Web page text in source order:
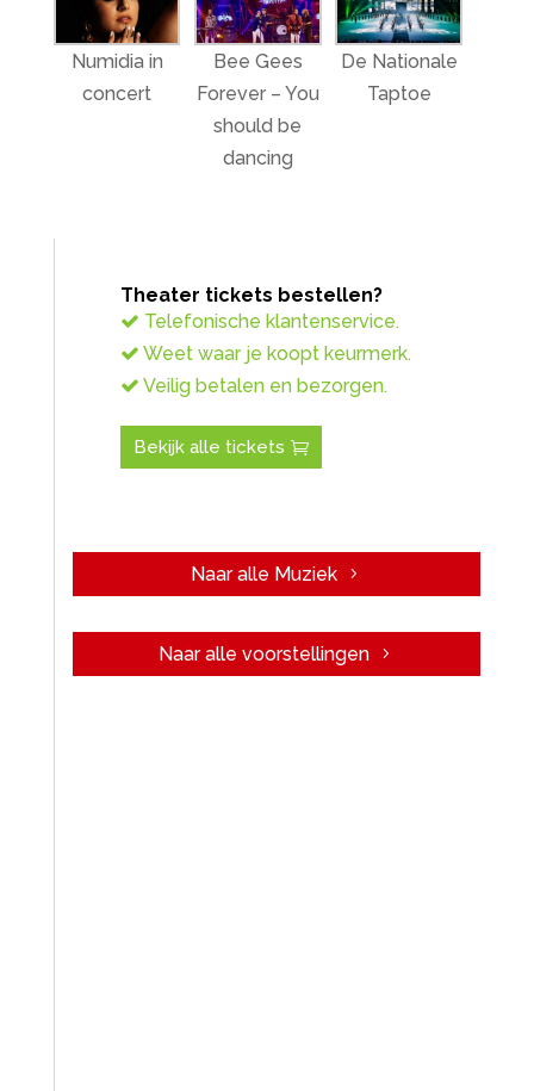
Numidia in
concert
Bee Gees
Forever – You
should be
dancing
De Nationale
Taptoe
Theater tickets bestellen?
Telefonische klantenservice.
Weet waar je koopt keurmerk.
Veilig betalen en bezorgen.
Bekijk alle tickets
Naar alle Muziek
Naar alle voorstellingen